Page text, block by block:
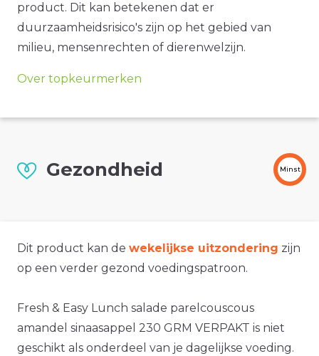
product. Dit kan betekenen dat er
duurzaamheidsrisico's zijn op het gebied van
milieu, mensenrechten of dierenwelzijn.
Over topkeurmerken
Gezondheid Minst
Dit product kan de wekelijkse uitzondering zijn
op een verder gezond voedingspatroon.
Fresh & Easy Lunch salade parelcouscous
amandel sinaasappel 230 GRM VERPAKT is niet
geschikt als onderdeel van je dagelijkse voeding.